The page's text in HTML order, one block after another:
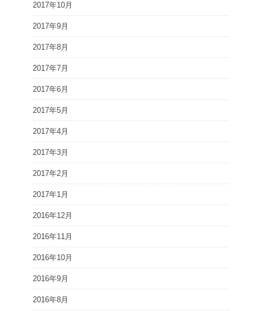
2017年10月
2017年9月
2017年8月
2017年7月
2017年6月
2017年5月
2017年4月
2017年3月
2017年2月
2017年1月
2016年12月
2016年11月
2016年10月
2016年9月
2016年8月